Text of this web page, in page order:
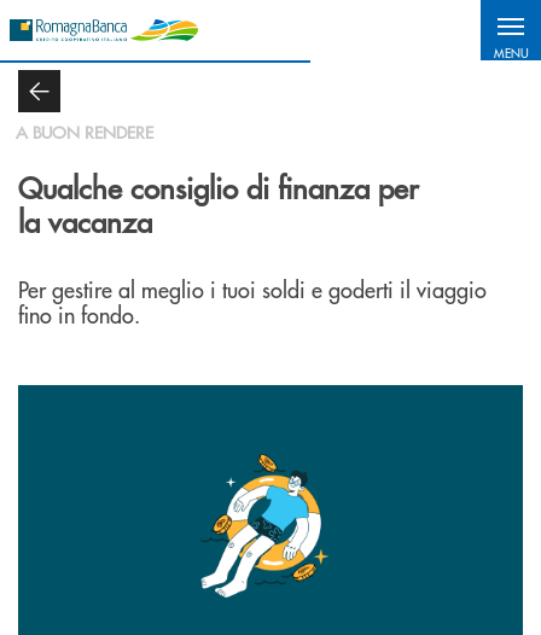
MENU
A BUON RENDERE
Qualche consiglio di finanza per
la vacanza
Per gestire al meglio i tuoi soldi e goderti il viaggio
fino in fondo.